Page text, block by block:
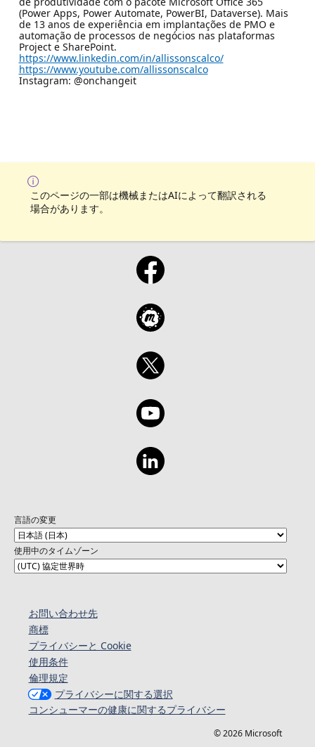
(Power Apps, Power Automate, PowerBI, Dataverse). Mais
de 13 anos de experiência em implantações de PMO e
automação de processos de negócios nas plataformas
Project e SharePoint.
https://www.linkedin.com/in/allissonscalco/
https://www.youtube.com/allissonscalco
Instagram: @onchangeit
このページの一部は機械またはAIによって翻訳される
場合があります。
言語の変更
使用中のタイムゾーン
お問い合わせ先
商標
プライバシーと Cookie
使用条件
倫理規定
プライバシーに関する選択
コンシューマーの健康に関するプライバシー
© 2026 Microsoft